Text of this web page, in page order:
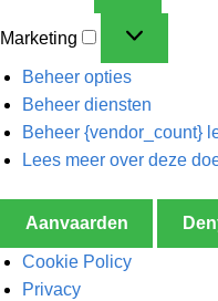
Marketing
Beheer opties
Beheer diensten
Beheer {vendor_count}
Lees meer over deze
Aanvaarden
Cookie Policy
Privacy